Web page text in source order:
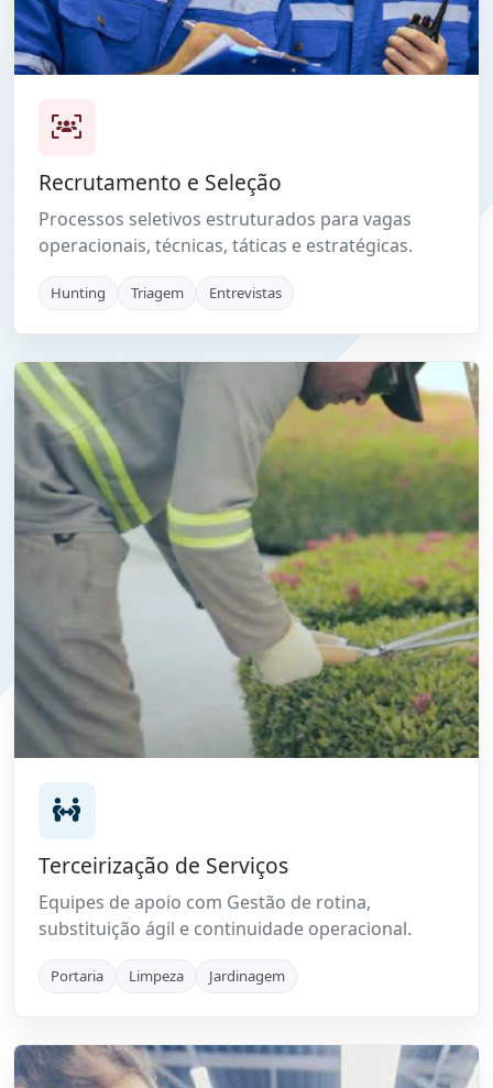
Recrutamento e Seleção
Processos seletivos estruturados para vagas
operacionais, técnicas, táticas e estratégicas.
Hunting Triagem Entrevistas
Terceirização de Serviços
Equipes de apoio com Gestão de rotina,
substituição ágil e continuidade operacional.
Portaria Limpeza Jardinagem